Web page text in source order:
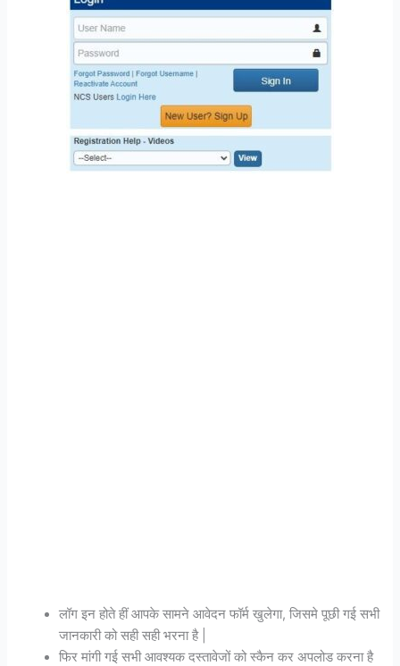
लॉग इन होते हीं आपके सामने आवेदन फॉर्म खुलेगा, जिसमे पूछी गई सभी
जानकारी को सही सही भरना है |
फिर मांगी गई सभी आवश्यक दस्तावेजों को स्कैन कर अपलोड करना है